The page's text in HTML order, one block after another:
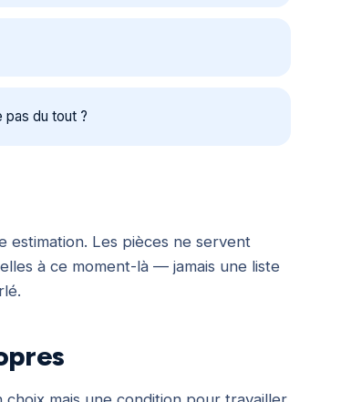
pas du tout ?
Les pièces ne servent
à ce moment-là — jamais une liste